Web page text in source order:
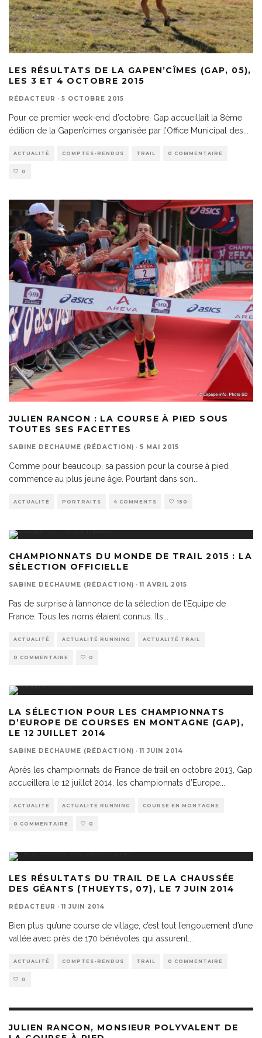
LES RÉSULTATS DE LA GAPEN’CÎMES (GAP, 05),
LES 3 ET 4 OCTOBRE 2015
RÉDACTEUR · 5 OCTOBRE 2015
Pour ce premier week-end d’octobre, Gap accueillait la 8ème
édition de la Gapen’cimes organisée par l’Office Municipal des
ACTUALITÉ COMPTES-RENDUS TRAIL 0 COMMENTAIRE
0
JULIEN RANCON : LA COURSE À PIED SOUS
TOUTES SES FACETTES
SABINE DECHAUME (RÉDACTION) · 5 MAI 2015
Comme pour beaucoup, sa passion pour la course à pied
commence au plus jeune âge. Pourtant dans son
ACTUALITÉ PORTRAITS 4 COMMENTS 150
CHAMPIONNATS DU MONDE DE TRAIL 2015 : LA
SÉLECTION OFFICIELLE
SABINE DECHAUME (RÉDACTION) · 11 AVRIL 2015
Pas de surprise à l’annonce de la sélection de l’Equipe de
France. Tous les noms étaient connus. Ils
ACTUALITÉ ACTUALITÉ RUNNING ACTUALITÉ TRAIL
0 COMMENTAIRE 0
LA SÉLECTION POUR LES CHAMPIONNATS
D’EUROPE DE COURSES EN MONTAGNE (GAP),
LE 12 JUILLET 2014
SABINE DECHAUME (RÉDACTION) · 11 JUIN 2014
Après les championnats de France de trail en octobre 2013, Gap
accueillera le 12 juillet 2014, les championnats d’Europe
ACTUALITÉ ACTUALITÉ RUNNING COURSE EN MONTAGNE
0 COMMENTAIRE 0
LES RÉSULTATS DU TRAIL DE LA CHAUSSÉE
DES GÉANTS (THUEYTS, 07), LE 7 JUIN 2014
RÉDACTEUR · 11 JUIN 2014
Bien plus qu’une course de village, c’est tout l’engouement d’une
vallée avec près de 170 bénévoles qui assurent
ACTUALITÉ COMPTES-RENDUS TRAIL 0 COMMENTAIRE
0
JULIEN RANCON, MONSIEUR POLYVALENT DE